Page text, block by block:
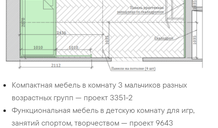
Компактная мебель в комнату 3 мальчиков разных
возрастных групп — проект 3351-2
Функциональная мебель в детскую комнату для игр,
занятий спортом, творчеством — проект 9643